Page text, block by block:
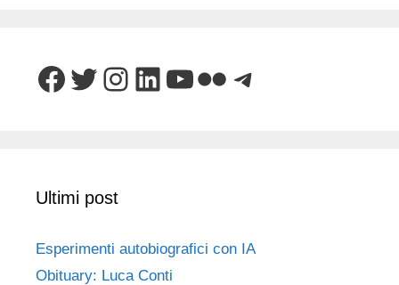
Facebook
Twitter
Instagram
LinkedIn
YouTube
FlickrTelegram
Ultimi post
Esperimenti autobiografici con IA
Obituary: Luca Conti